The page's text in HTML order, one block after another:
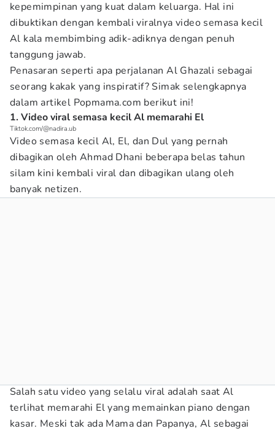
kepemimpinan yang kuat dalam keluarga. Hal ini
dibuktikan dengan kembali viralnya video semasa kecil
Al kala membimbing adik-adiknya dengan penuh
tanggung jawab.
Penasaran seperti apa perjalanan Al Ghazali sebagai
seorang kakak yang inspiratif? Simak selengkapnya
dalam artikel Popmama.com berikut ini!
1. Video viral semasa kecil Al memarahi El
Tiktok.com/@nadira.ub
Video semasa kecil Al, El, dan Dul yang pernah
dibagikan oleh Ahmad Dhani beberapa belas tahun
silam kini kembali viral dan dibagikan ulang oleh
banyak netizen.
Salah satu video yang selalu viral adalah saat Al
terlihat memarahi El yang memainkan piano dengan
kasar. Meski tak ada Mama dan Papanya, Al sebagai